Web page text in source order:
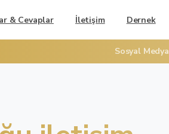
& Cevaplar İletişim Dernek
Sosyal Medya